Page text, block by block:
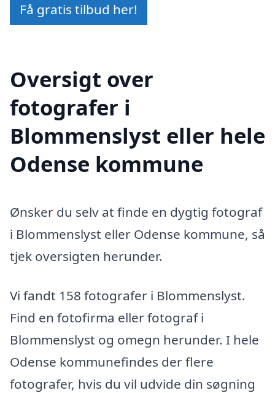
Få gratis tilbud her!
Oversigt over
fotografer i
Blommenslyst eller hele
Odense kommune
Ønsker du selv at finde en dygtig fotograf
i Blommenslyst eller Odense kommune, så
tjek oversigten herunder.
Vi fandt 158 fotografer i Blommenslyst.
Find en fotofirma eller fotograf i
Blommenslyst og omegn herunder. I hele
Odense kommunefindes der flere
fotografer, hvis du vil udvide din søgning